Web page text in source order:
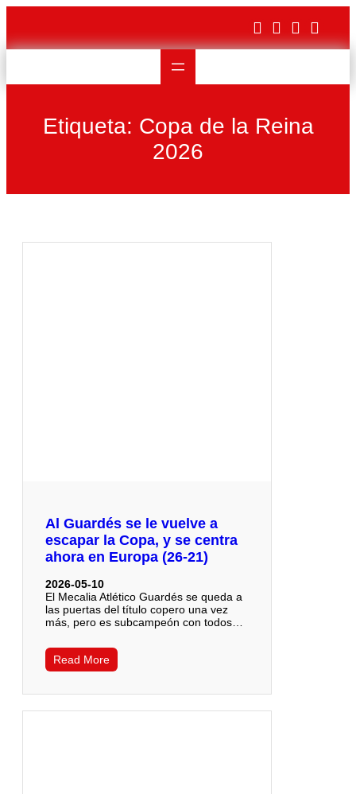
contenido
Etiqueta: Copa de la Reina
2026
Al Guardés se le vuelve a
escapar la Copa, y se centra
ahora en Europa (26-21)
2026-05-10
El Mecalia Atlético Guardés se queda a
las puertas del título copero una vez
más, pero es subcampeón con todos…
Read More